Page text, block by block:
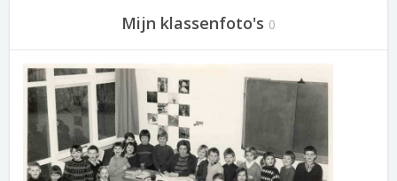
Mijn klassenfoto's 0